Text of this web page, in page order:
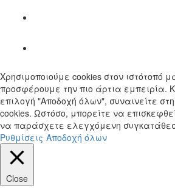
Χρησιμοποιούμε cookies στον ιστότοπό
προσφέρουμε την πιο άρτια εμπειρία.
επιλογή "Αποδοχή όλων", συναινείτε
cookies. Ωστόσο, μπορείτε να
να παράσχετε ελεγχόμενη
Ρυθμίσεις Αποδοχή όλων
Close